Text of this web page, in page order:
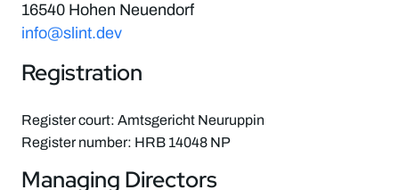
16540 Hohen Neuendorf
info@slint.dev
Registration
Register court: Amtsgericht Neuruppin
Register number: HRB 14048 NP
Managing Directors